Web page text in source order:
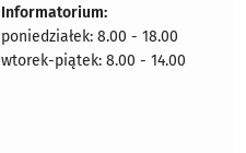
Informatorium:
poniedziałek: 8.00 - 18.00
wtorek-piątek: 8.00 - 14.00